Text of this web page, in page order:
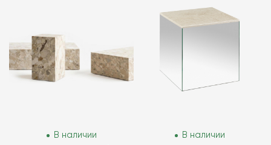
В наличии
В наличии